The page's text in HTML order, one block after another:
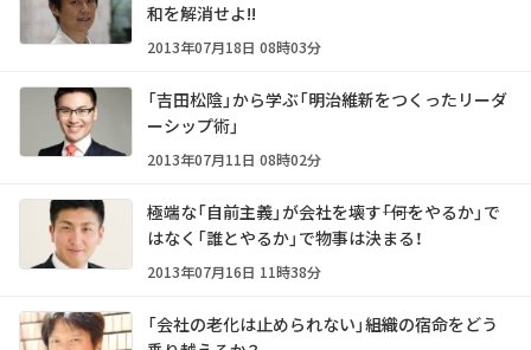
和を解消せよ!!
2013年07月18日 08時03分
「吉田松陰」から学ぶ「明治維新をつくったリーダ
ーシップ術」
2013年07月11日 08時02分
極端な「自前主義」が会社を壊す――「何をやるか」で
はなく「誰とやるか」で物事は決まる！
2013年07月16日 11時38分
「会社の老化は止められない」――組織の宿命をどう